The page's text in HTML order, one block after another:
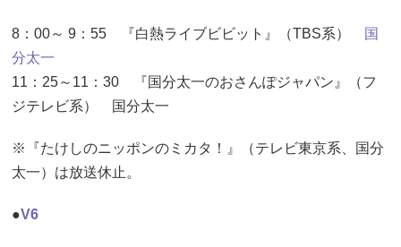
8：00～ 9：55 『白熱ライブビビット』（TBS系）
国
分太一
11：25～11：30 『国分太一のおさんぽジャパン』（フ
ジテレビ系） 国分太一
※『たけしのニッポンのミカタ！』（テレビ東京系、国分
太一）は放送休止。
●V6